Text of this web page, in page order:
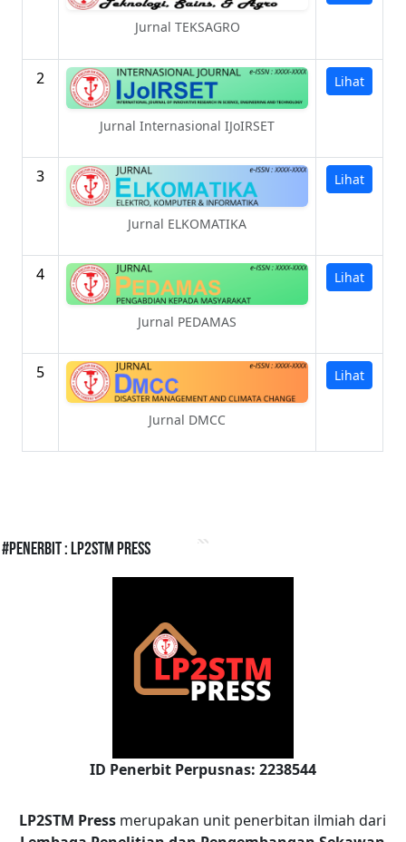
Jurnal TEKSAGRO
2
Jurnal Internasional IJoIRSET
Lihat
3
Jurnal ELKOMATIKA
Lihat
4
Jurnal PEDAMAS
Lihat
5
Jurnal DMCC
Lihat
#Penerbit : LP2STM Press
ID Penerbit Perpusnas: 2238544
LP2STM Press merupakan unit penerbitan ilmiah dari